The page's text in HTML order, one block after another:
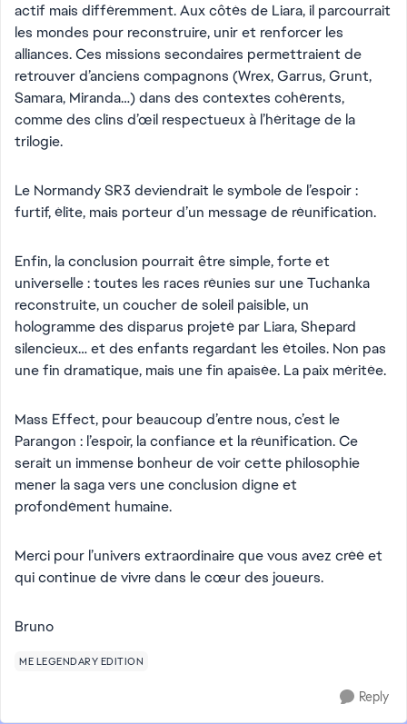
actif mais différemment. Aux côtés de Liara, il parcourrait
les mondes pour reconstruire, unir et renforcer les
alliances. Ces missions secondaires permettraient de
retrouver d’anciens compagnons (Wrex, Garrus, Grunt,
Samara, Miranda…) dans des contextes cohérents,
comme des clins d’œil respectueux à l’héritage de la
trilogie.
Le Normandy SR3 deviendrait le symbole de l’espoir :
furtif, élite, mais porteur d’un message de réunification.
Enfin, la conclusion pourrait être simple, forte et
universelle : toutes les races réunies sur une Tuchanka
reconstruite, un coucher de soleil paisible, un
hologramme des disparus projeté par Liara, Shepard
silencieux… et des enfants regardant les étoiles. Non pas
une fin dramatique, mais une fin apaisée. La paix méritée.
Mass Effect, pour beaucoup d’entre nous, c’est le
Parangon : l’espoir, la confiance et la réunification. Ce
serait un immense bonheur de voir cette philosophie
mener la saga vers une conclusion digne et
profondément humaine.
Merci pour l’univers extraordinaire que vous avez créé et
qui continue de vivre dans le cœur des joueurs.
Bruno
ME LEGENDARY EDITION
Reply